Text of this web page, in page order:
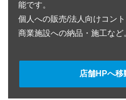
能です。
個人への販売/法人向けコン
商業施設への納品・施工など
店舗HPへ移